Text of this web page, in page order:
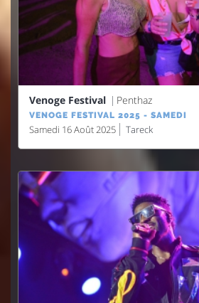
Venoge Festival Penthaz
VENOGE FESTIVAL 2025 - SAMEDI
Samedi 16 Août 2025 Tareck